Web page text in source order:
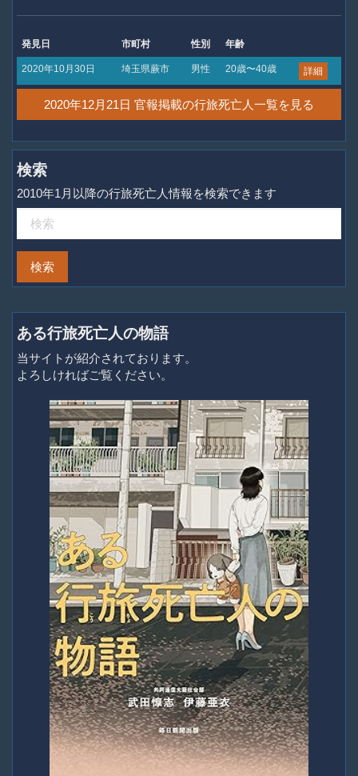
発見日 市町村 性別 年齢
2020年10月30日 埼玉県蕨市 男性 20歳〜40歳 詳細
2020年12月21日 官報掲載の行旅死亡人一覧を見る
検索
2010年1月以降の行旅死亡人情報を検索できます
ある行旅死亡人の物語
当サイトが紹介されております。
よろしければご覧ください。